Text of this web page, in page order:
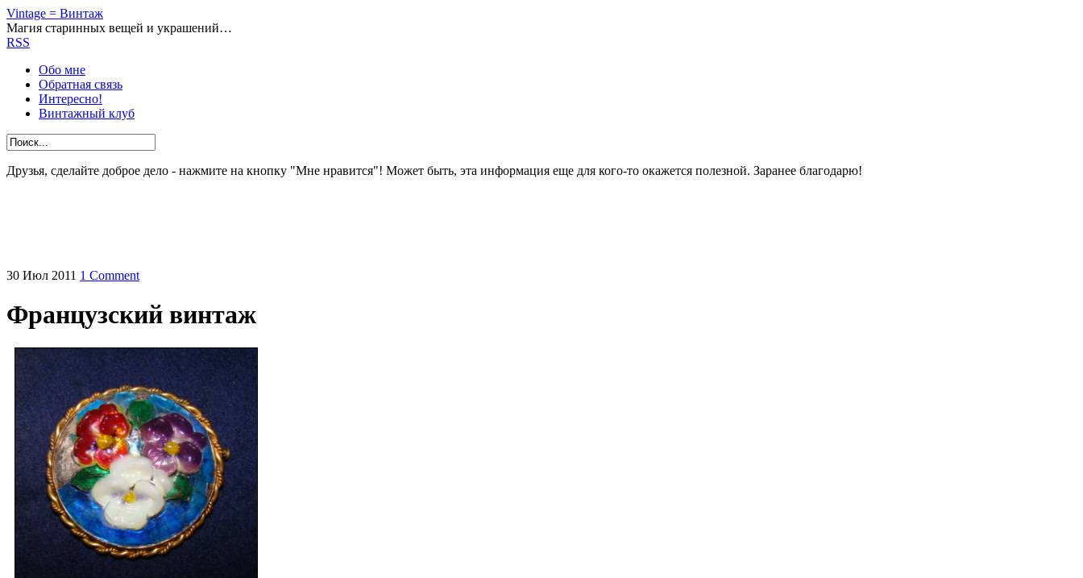
Vintage = Винтаж
Магия старинных вещей и украшений…
RSS
Обо мне
Обратная связь
Интересно!
Винтажный клуб
Друзья, сделайте доброе дело - нажмите на кнопку "Мне нравится"! Может быть, эта информация еще для кого-то окажется полезной. Заранее благодарю!
30 Июл 2011 1 Comment
Французский винтаж